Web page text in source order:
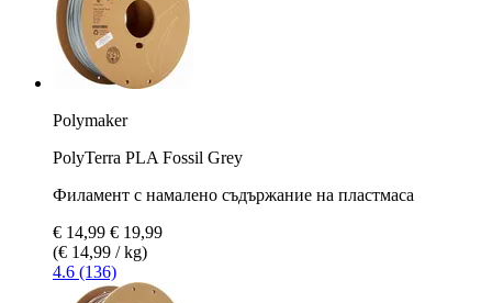
Polymaker
PolyTerra PLA Fossil Grey
Филамент с намалено съдържание на пластмаса
€ 14,99 € 19,99
(€ 14,99 / kg)
4.6 (136)